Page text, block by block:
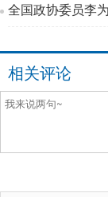
全国政协委员李
相关评论